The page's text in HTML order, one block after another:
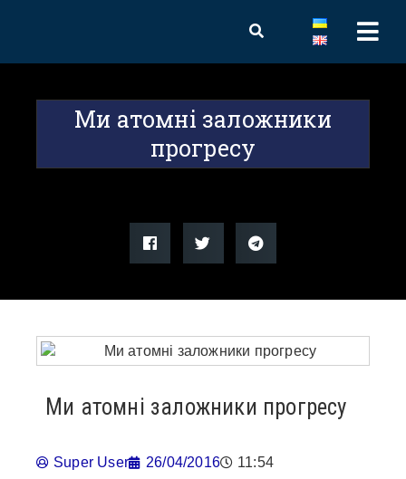
Ми атомні заложники
прогресу
Ми атомні заложники прогресу
Super User 26/04/2016 11:54